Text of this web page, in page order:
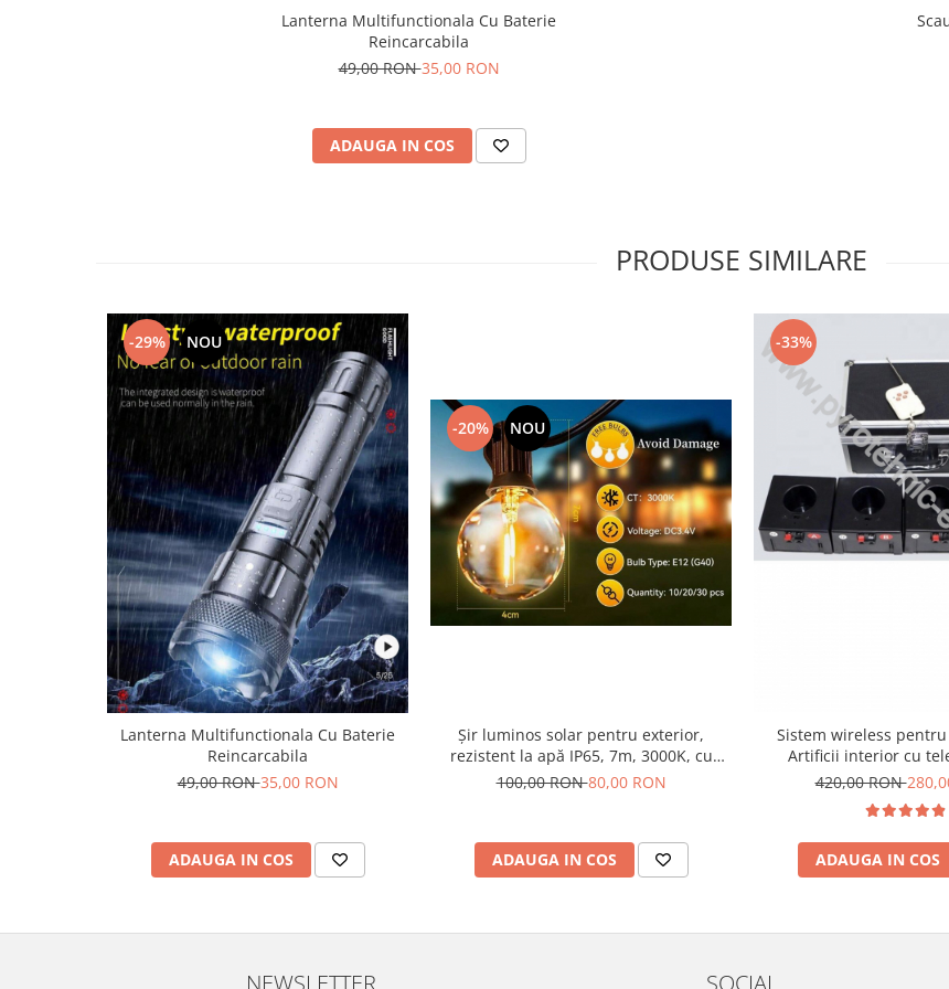
Lanterna Multifunctionala Cu Baterie
Reincarcabila
49,00 RON35,00 RON
ADAUGA IN COS
PRODUSE SIMILARE
-29% NOU
Lanterna Multifunctionala Cu Baterie
Reincarcabila
49,00 RON35,00 RON
ADAUGA IN COS
-20% NOU
Șir luminos solar pentru exterior,
rezistent la apă IP65, 7m, 3000K, cu
telecomandă, 10 becuri E12
100,00 RON80,00 RON
ADAUGA IN COS
-33%
Sistem wireless
Artificii interior cu
420,00 RON
ADAUGA IN COS
NEWSLETTER SOCIAL